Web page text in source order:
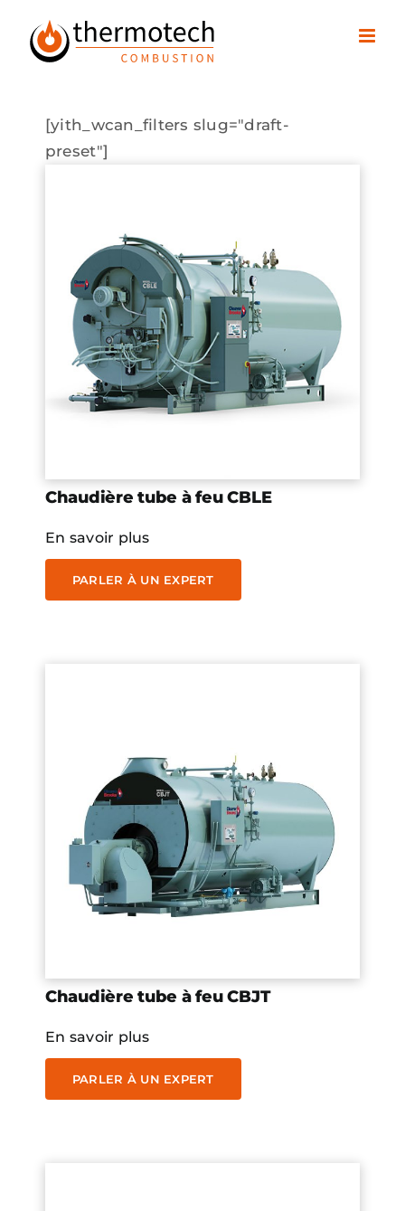
contenu
[yith_wcan_filters slug="draft-
preset"]
Chaudière tube à feu CBLE
En savoir plus
PARLER À UN EXPERT
Chaudière tube à feu CBJT
En savoir plus
PARLER À UN EXPERT